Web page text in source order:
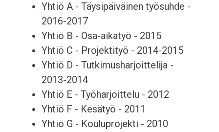
Yhtiö A - Täysipäiväinen työsuhde -
2016-2017
Yhtiö B - Osa-aikatyö - 2015
Yhtiö C - Projektityö - 2014-2015
Yhtiö D - Tutkimusharjoittelija -
2013-2014
Yhtiö E - Työharjoittelu - 2012
Yhtiö F - Kesätyö - 2011
Yhtiö G - Kouluprojekti - 2010